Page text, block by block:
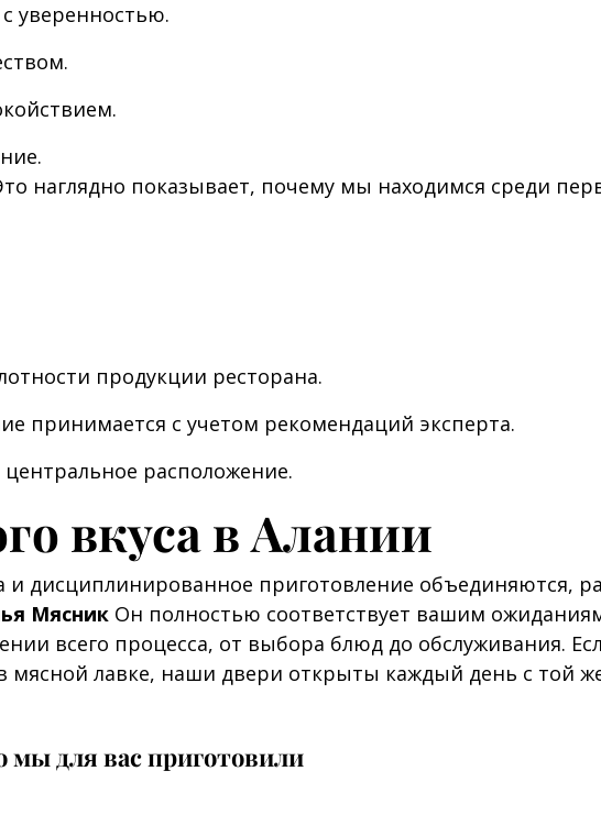
с уверенностью.
наглядно показывает, почему мы находимся среди
продукции ресторана.
принимается с учетом рекомендаций эксперта.
расположение.
вкуса в Алании
и дисциплинированное приготовление объединяются,
Мясник Он полностью соответствует вашим
всего процесса, от выбора блюд до обслуживания.
лавке, наши двери открыты каждый день с той
мы для вас приготовили